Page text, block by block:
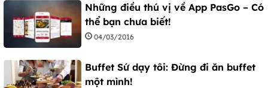
Những điều thú vị về App PasGo – Có
thể bạn chưa biết!
04/03/2016
Buffet Sứ dạy tôi: Đừng đi ăn buffet
một mình!